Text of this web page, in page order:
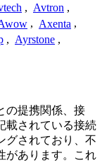
, Avtron ,
, Axenta ,
, Ayrstone ,
の提携関係、接
載されている接続
グされており、不
があります。これ